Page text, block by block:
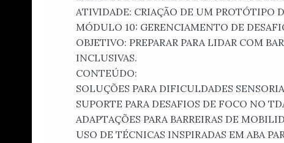
ATIVIDADE: CRIAÇÃO DE UM PROTÓTIPO
MÓDULO 10: GERENCIAMENTO DE
OBJETIVO: PREPARAR PARA LIDAR COM
INCLUSIVAS.
CONTEÚDO:
SOLUÇÕES PARA DIFICULDADES
SUPORTE PARA DESAFIOS DE FOCO NO
ADAPTAÇÕES PARA BARREIRAS DE
USO DE TÉCNICAS INSPIRADAS EM ABA